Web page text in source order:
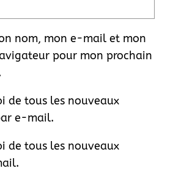
nom, mon e-mail et mon
pour mon prochain
de tous les nouveaux
e-mail.
de tous les nouveaux